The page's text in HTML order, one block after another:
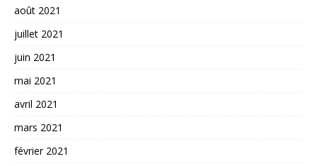
août 2021
juillet 2021
juin 2021
mai 2021
avril 2021
mars 2021
février 2021